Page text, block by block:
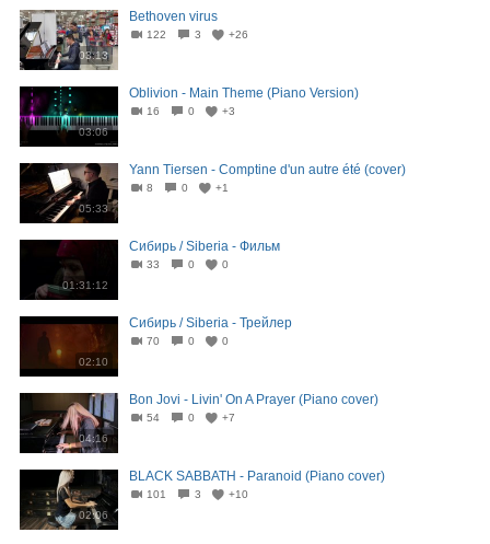
03:13
Bethoven virus
122 3 +26
03:06
Oblivion - Main Theme (Piano Version)
16 0 +3
05:33
Yann Tiersen - Comptine d'un autre été (cover)
8 0 +1
01:31:12
Сибирь / Siberia - Фильм
33 0 0
02:10
Сибирь / Siberia - Трейлер
70 0 0
04:16
Bon Jovi - Livin' On A Prayer (Piano cover)
54 0 +7
02:06
BLACK SABBATH - Paranoid (Piano cover)
101 3 +10